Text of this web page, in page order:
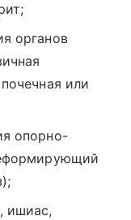
органов
или
опорно-
ишиас,